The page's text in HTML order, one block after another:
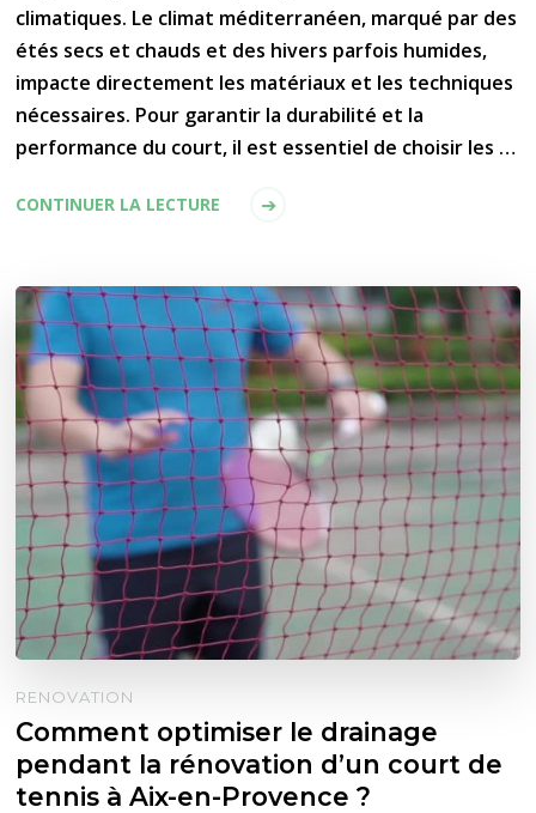
climatiques. Le climat méditerranéen, marqué par des
étés secs et chauds et des hivers parfois humides,
impacte directement les matériaux et les techniques
nécessaires. Pour garantir la durabilité et la
performance du court, il est essentiel de choisir les …
CONTINUER LA LECTURE
RENOVATION
Comment optimiser le drainage
pendant la rénovation d’un court de
tennis à Aix-en-Provence ?